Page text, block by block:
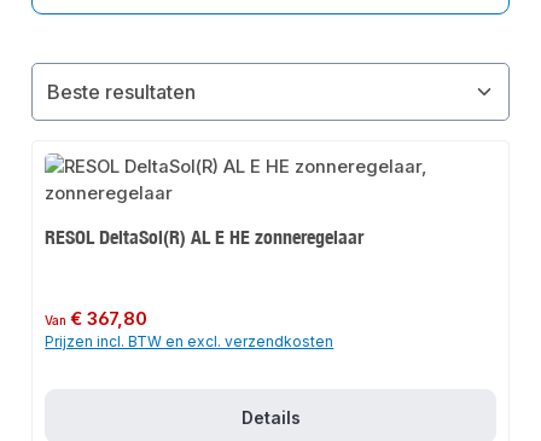
RESOL DeltaSol(R) AL E HE zonneregelaar
Normale prijs:
Van€ 367,80
Prijzen incl. BTW en excl. verzendkosten
Details